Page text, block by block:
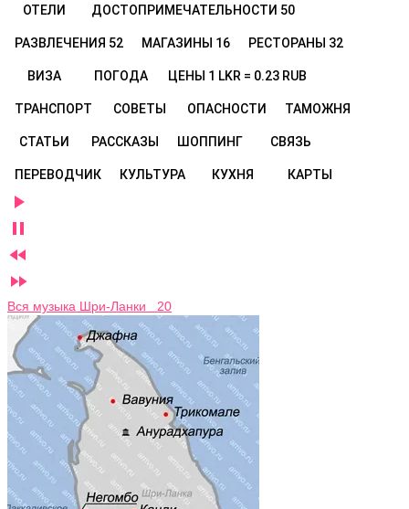
ОТЕЛИ ДОСТОПРИМЕЧАТЕЛЬНОСТИ 50
РАЗВЛЕЧЕНИЯ 52 МАГАЗИНЫ 16 РЕСТОРАНЫ 32
ВИЗА ПОГОДА ЦЕНЫ 1 LKR = 0.23 RUB
ТРАНСПОРТ СОВЕТЫ ОПАСНОСТИ ТАМОЖНЯ
СТАТЬИ РАССКАЗЫ ШОППИНГ СВЯЗЬ
ПЕРЕВОДЧИК КУЛЬТУРА КУХНЯ КАРТЫ




Вся музыка Шри-Ланки 20